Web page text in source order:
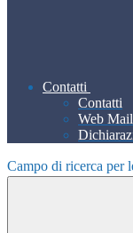
Contatti
Contatti
Web Mail
Campo di ricerca per